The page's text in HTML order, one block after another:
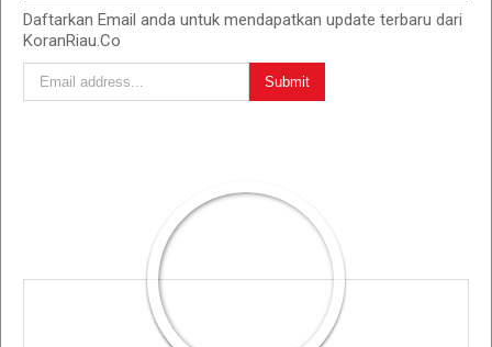
Daftarkan Email anda untuk mendapatkan update terbaru dari
KoranRiau.Co